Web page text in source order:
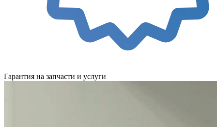
Гарантия на запчасти и услуги